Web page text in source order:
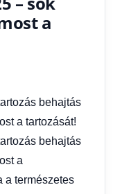
a
,
behajtás
a tartozását!
behajtás
a
a természetes